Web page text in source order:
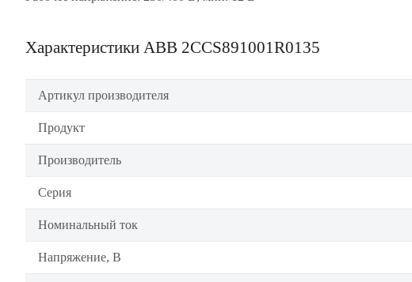
Характеристики ABB 2CCS891001R0135
Артикул производителя
Продукт
Производитель
Серия
Номинальный ток
Напряжение, В